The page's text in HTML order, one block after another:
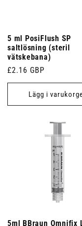
5 ml PosiFlush SP
saltlösning (steril
vätskebana)
Ordinarie
pris
£2.16 GBP
Lägg i
5ml BBraun Omnifix